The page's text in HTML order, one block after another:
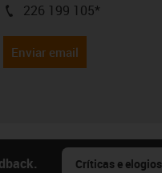
igus-icon-phone
226 199 105*
Enviar email
Críticas e elogios